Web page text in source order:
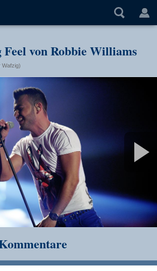
von Robbie Williams
Wafzig)